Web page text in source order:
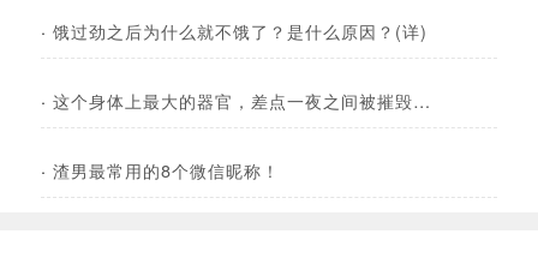
· 饿过劲之后为什么就不饿了？是什么原因？(详)
· 这个身体上最大的器官，差点一夜之间被摧毁…
· 渣男最常用的8个微信昵称！